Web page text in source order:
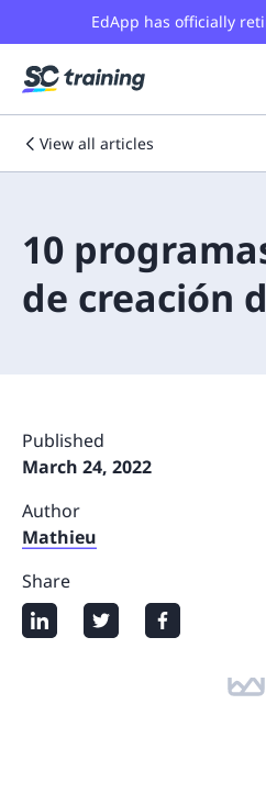
EdApp has officially
View all articles
10
de creación
Published
March 24, 2022
Author
Mathieu
Share